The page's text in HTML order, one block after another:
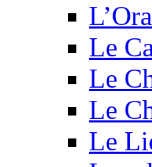
Le
Le
Le
Le